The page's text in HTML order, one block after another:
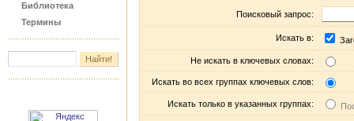
Библиотека
Термины
Поисковый запрос:
Искать в:
Не искать в ключевых словах:
Искать во всех группах ключевых слов:
Искать только в указанных группах: